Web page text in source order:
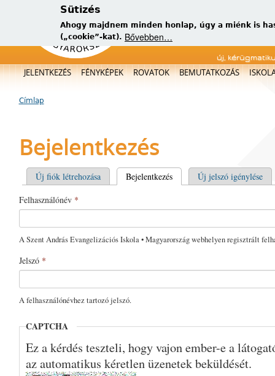
Sütizés
Ahogy majdnem minden honlap, úgy a miénk is
(„cookie”-kat). Bővebben…
új,
Főmenü
JELENTKEZÉS FÉNYKÉPEK ROVATOK BEMUTATKOZÁS
Jelenlegi hely
Címlap
Bejelentkezés
Elsődleges fülek
Új fiók létrehozása Bejelentkezés(aktív fül)Új jelszó igénylése
Felhasználónév *
A Szent András Evangelizációs Iskola • Magyarország webhelyen regisztrált
Jelszó *
A felhasználónévhez tartozó jelszó.
CAPTCHA
Ez a kérdés teszteli, hogy vajon ember-e a
az automatikus kéretlen üzenetek beküldését.